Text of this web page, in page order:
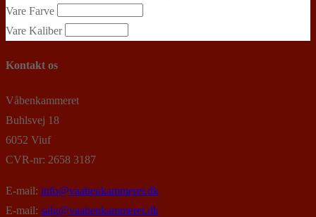
Vare Farve
Vare Kaliber
Kontakt os
Våbenkammeret
Buhlsvej 18
6052 Viuf
CVR-nr: 2658 3187
E-mail: info@vaabenkammeret.dk
E-mail: salg@vaabenkammeret.dk